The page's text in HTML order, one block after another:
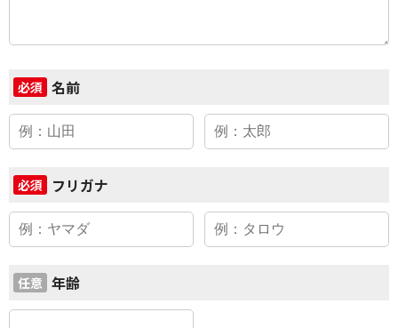
必須 名前
必須 フリガナ
任意 年齢